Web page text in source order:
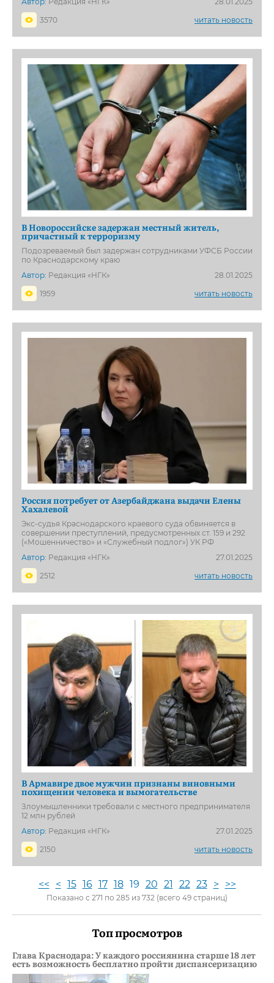
3570
читать новость
В Новороссийске задержан местный житель,
причастный к терроризму
Подозреваемый был задержан сотрудниками УФСБ России
по Краснодарскому краю
Автор: Редакция «НГК»
28.01.2025
1959
читать новость
Россия потребует от Азербайджана выдачи Елены
Хахалевой
Экс-судья Краснодарского краевого суда обвиняется в
совершении преступлений, предусмотренных ст. 159 и 292
(«Мошенничество» и «Служебный подлог») УК РФ
Автор: Редакция «НГК»
27.01.2025
2512
читать новость
В Армавире двое мужчин признаны виновными
похищении человека и вымогательстве
Злоумышленники требовали с местного предпринимателя
12 млн рублей
Автор: Редакция «НГК»
27.01.2025
2150
читать новость
<< < 15 16 17 18 19 20 21 22 23 > >>
Показано с 271 по 285 из 732 (всего 49 страниц)
Топ просмотров
Глава Краснодара: У каждого россиянина старше 18 лет
есть возможность бесплатно пройти диспансеризацию